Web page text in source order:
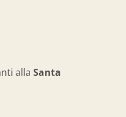
alla Santa